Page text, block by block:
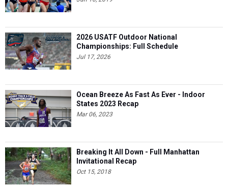
2026 USATF Outdoor National
Championships: Full Schedule
Jul 17, 2026
Ocean Breeze As Fast As Ever - Indoor
States 2023 Recap
Mar 06, 2023
Breaking It All Down - Full Manhattan
Invitational Recap
Oct 15, 2018